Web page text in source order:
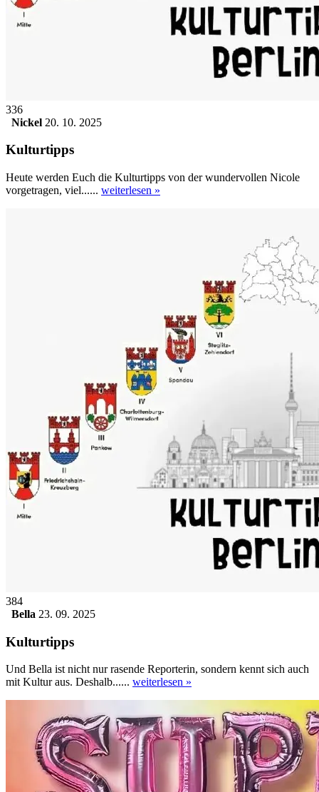
336
Nickel 20. 10. 2025
Kulturtipps
Heute werden Euch die Kulturtipps von der wundervollen Nicole
vorgetragen, viel...... weiterlesen »
384
Bella 23. 09. 2025
Kulturtipps
Und Bella ist nicht nur rasende Reporterin, sondern kennt sich auch
mit Kultur aus. Deshalb...... weiterlesen »